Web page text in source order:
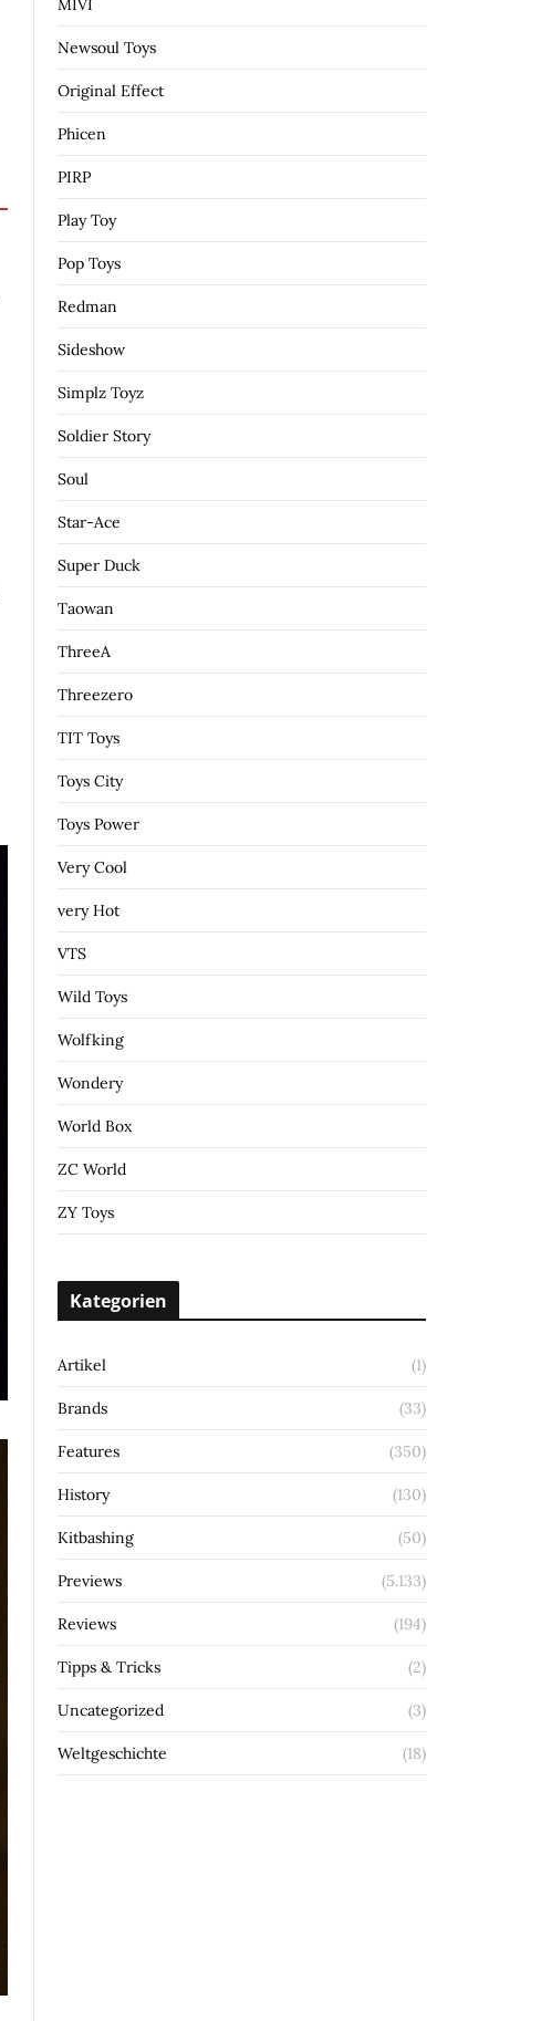
MIVI
Newsoul Toys
Original Effect
Phicen
PIRP
Play Toy
Pop Toys
Redman
Sideshow
Simplz Toyz
Soldier Story
Soul
Star-Ace
Super Duck
Taowan
ThreeA
Threezero
TIT Toys
Toys City
Toys Power
Very Cool
very Hot
VTS
Wild Toys
Wolfking
Wondery
World Box
ZC World
ZY Toys
Kategorien
Artikel (1)
Brands (33)
Features (350)
History (130)
Kitbashing (50)
Previews (5.133)
Reviews (194)
Tipps & Tricks (2)
Uncategorized (3)
Weltgeschichte (18)